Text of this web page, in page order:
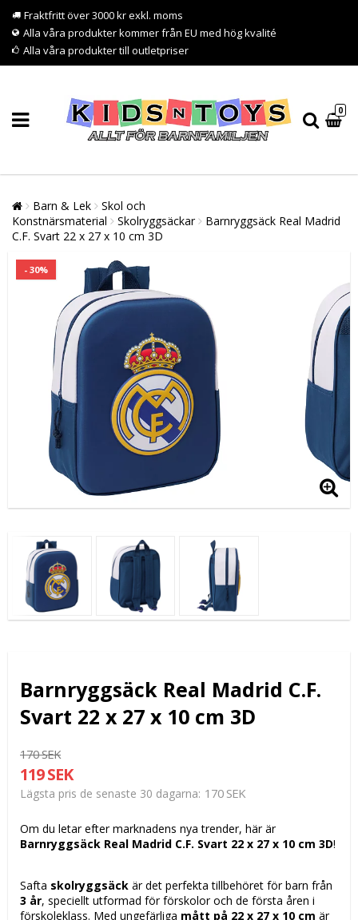
Fraktfritt över 3000 kr exkl. moms
Alla våra produkter kommer från EU med hög kvalité
Alla våra produkter till outletpriser
0
Barn & Lek
Skol och
Konstnärsmaterial
Skolryggsäckar
Barnryggsäck Real Madrid
C.F. Svart 22 x 27 x 10 cm 3D
- 30%
Barnryggsäck Real Madrid C.F.
Svart 22 x 27 x 10 cm 3D
170 SEK
119 SEK
Lägsta pris de senaste 30 dagarna 170 SEK
Om du letar efter marknadens nya trender, här är
Barnryggsäck Real Madrid C.F. Svart 22 x 27 x 10 cm 3D!
Safta skolryggsäck är det perfekta tillbehöret för barn från
3 år, speciellt utformad för förskolor och de första åren i
förskoleklass. Med ungefärliga mått på 22 x 27 x 10 cm är